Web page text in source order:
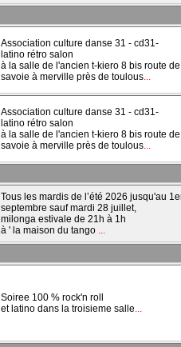
Association culture danse 31 - cd31-
latino rétro salon
à la salle de l'ancien t-kiero 8 bis route de
savoie à merville près de toulous...
Association culture danse 31 - cd31-
latino rétro salon
à la salle de l'ancien t-kiero 8 bis route de
savoie à merville près de toulous...
Tous les mardis de l’été 2026 jusqu'au
septembre sauf mardi 28 juillet,
milonga estivale de 21h à 1h
à ' la maison du tango ...
Soiree 100 % rock'n roll
et latino dans la troisieme salle...